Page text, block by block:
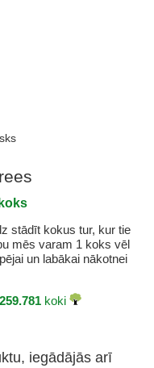
stādīt kokus tur, kur tie
mēs varam 1 koks vēl
un labākai nākotnei
259.781 koki
iegādājās arī